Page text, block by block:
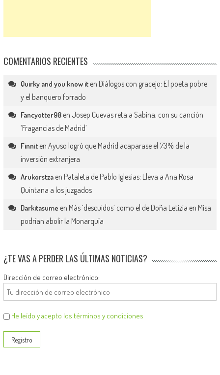
COMENTARIOS RECIENTES
Quirky and you know iten Diálogos con gracejo: El poeta pobre
y el banquero forrado
Fancyotter98en Josep Cuevas reta a Sabina, con su canción
‘Fragancias de Madrid’
Finniten Ayuso logró que Madrid acaparase el 73% de la
inversión extranjera
Arukorstzaen Pataleta de Pablo Iglesias: Lleva a Ana Rosa
Quintana a los juzgados
Darkitasume en Más ‘descuidos’ como el de Doña Letizia en Misa
podrían abolir la Monarquía
¿TE VAS A PERDER LAS ÚLTIMAS NOTICIAS?
Dirección de correo electrónico:
He leído y acepto los términos y condiciones